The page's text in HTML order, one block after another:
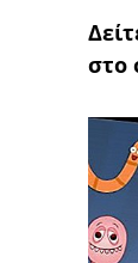
στο